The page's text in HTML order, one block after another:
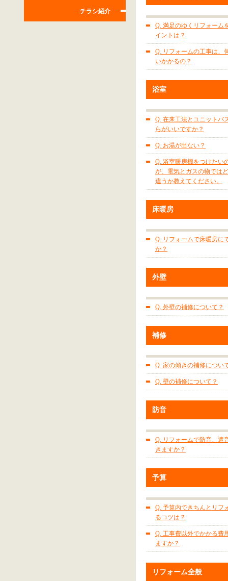
チラシ紹介
Q. 満足のゆくリフォーム
イントは？
Q. リフォームの工事は、
いかかるの？
浴室
Q. 在来工法とユニットバ
らがいいですか？
Q. お湯が出ない？
Q. 浴室暖房機をつけたい
が、電気とガスの物では
違うか教えてください。
床暖房
Q. リフォームで床暖房に
か？
外壁
Q. 外壁の補修について？
補修
Q. 家の傾きの補修につい
Q. 壁の補修について？
防音
Q. リフォームで防音、遮
きますか？
予算
Q. 予算内できちんとリフ
るコツは？
Q. 工事費以外でかかる費
ますか？
リフォーム全般